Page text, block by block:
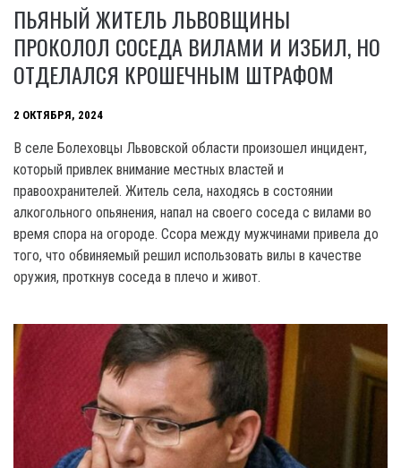
ПЬЯНЫЙ ЖИТЕЛЬ ЛЬВОВЩИНЫ
ПРОКОЛОЛ СОСЕДА ВИЛАМИ И ИЗБИЛ, НО
ОТДЕЛАЛСЯ КРОШЕЧНЫМ ШТРАФОМ
2 ОКТЯБРЯ, 2024
В селе Болеховцы Львовской области произошел инцидент,
который привлек внимание местных властей и
правоохранителей. Житель села, находясь в состоянии
алкогольного опьянения, напал на своего соседа с вилами во
время спора на огороде. Ссора между мужчинами привела до
того, что обвиняемый решил использовать вилы в качестве
оружия, проткнув соседа в плечо и живот.